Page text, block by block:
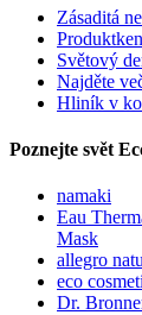
Zásaditá
Světový
Najděte
Hliník v
Poznejte svět
namaki
Eau
Mask
allegro
eco
Dr.